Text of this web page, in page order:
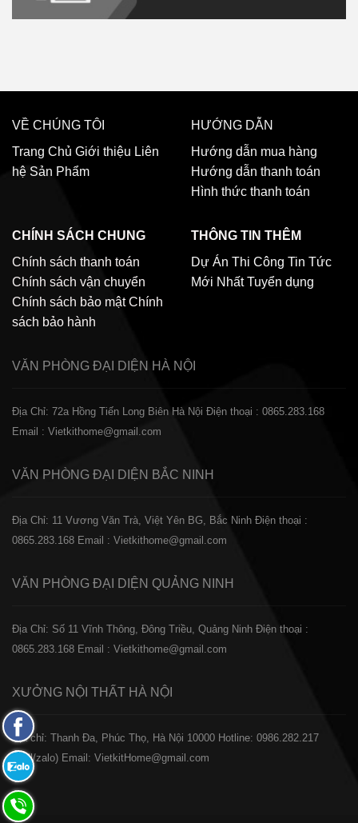
VỀ CHÚNG TÔI
Trang Chủ Giới thiệu Liên
hệ Sản Phẩm
HƯỚNG DẪN
Hướng dẫn mua hàng
Hướng dẫn thanh toán
Hình thức thanh toán
CHÍNH SÁCH CHUNG
Chính sách thanh toán
Chính sách vận chuyển
Chính sách bảo mật Chính
sách bảo hành
THÔNG TIN THÊM
Dự Án Thi Công Tin Tức
Mới Nhất Tuyển dụng
VĂN PHÒNG ĐẠI DIỆN HÀ NỘI
Địa Chỉ: 72a Hồng Tiến Long Biên Hà Nội Điện thoại : 0865.283.168
Email : Vietkithome@gmail.com
VĂN PHÒNG ĐẠI DIỆN BẮC NINH
Địa Chỉ: 11 Vương Văn Trà, Việt Yên BG, Bắc Ninh Điện thoại :
0865.283.168 Email : Vietkithome@gmail.com
VĂN PHÒNG ĐẠI DIỆN QUẢNG NINH
Địa Chỉ: Số 11 Vĩnh Thông, Đông Triều, Quảng Ninh Điện thoại :
0865.283.168 Email : Vietkithome@gmail.com
XƯỞNG NỘI THẤT HÀ NỘI
️Địa chỉ: Thanh Đa, Phúc Thọ, Hà Nội 10000 Hotline: 0986.282.217
(Call/zalo) Email: VietkitHome@gmail.com
Fanpage
Facebook
Zalo:
0865.283.168
Hotline: